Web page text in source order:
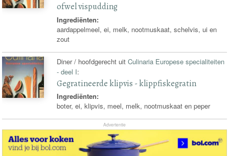
ofwel vispudding
Ingrediënten:
aardappelmeel, ei, melk, nootmuskaat, schelvis, ui en
zout
Diner / hoofdgerecht uitCulinaria Europese specialiteiten
- deel I:
Gegratineerde klipvis - klippfiskegratin
Ingrediënten:
boter, ei, klipvis, meel, melk, nootmuskaat en peper
Advertentie